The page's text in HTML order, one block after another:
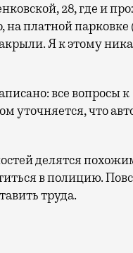
28, где и
на платной парковке
Я к этому
все вопросы к
уточняется, что
делятся
в полицию.
труда.